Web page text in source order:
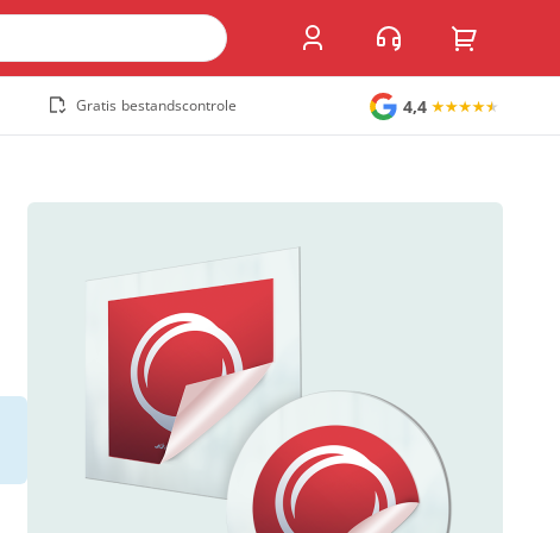
Vlaggen en accessoires
Accessoires
Vlaggen
Populair
Overig
Kofferlabel
Sandwichborden
Tuincirkel
Gratis bestandscontrole 4,4